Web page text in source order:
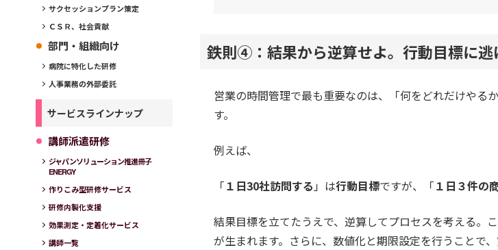
鉄則④：結果から逆算せよ。行動目標に逃
営業の時間管理で最も重要なのは、「何をどれだけやる
す。
例えば、
「１日30社訪問する 」は行動目標ですが、「１日３件の
結果目標を立てたうえで、逆算してプロセスを考える。
が生まれます。さらに、数値化と期限設定を行うことで
サクセッションプラン策定
ＣＳＲ、社会貢献
部門・組織向け
病院に特化した研修
人事業務の外部委託
サービスラインナップ
講師派遣研修
ジャパンソリューション推進冊子
ENERGY
作りこみ型研修サービス
研修内製化支援
効果測定・定着化サービス
講師一覧